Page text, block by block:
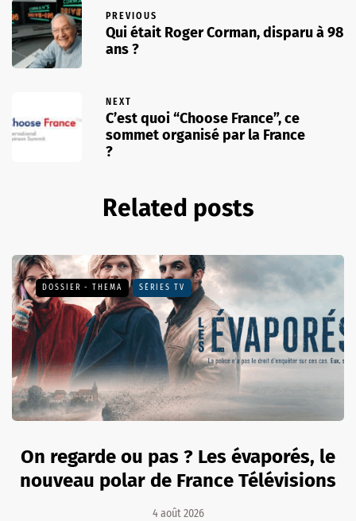
PREVIOUS
Qui était Roger Corman, disparu à 98
ans ?
NEXT
C’est quoi “Choose France”, ce
sommet organisé par la France
?
Related posts
DOSSIER - THEMA SÉRIES TV
On regarde ou pas ? Les évaporés, le
nouveau polar de France Télévisions
4 août 2026